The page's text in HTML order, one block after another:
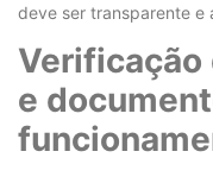
deve ser transparente e
Verificação
e